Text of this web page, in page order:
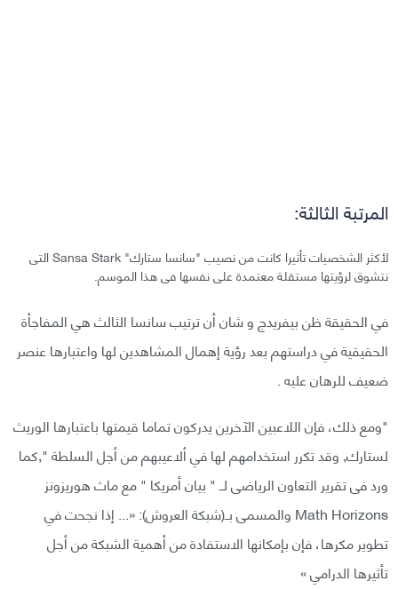
المرتبة الثالثة:
لأكثر الشخصيات تأثيرا كانت من نصيب "سانسا ستارك" Sansa Stark التى
نتشوق لرؤيتها مستقلة معتمدة على نفسها فى هذا الموسم.
في الحقيقة ظن بيفريدج و شان أن ترتيب سانسا الثالث هي المفاجأة
الحقيقية في دراستهم بعد رؤية إهمال المشاهدين لها واعتبارها عنصر
ضعيف للرهان عليه .
"ومع ذلك، فإن اللاعبين الآخرين يدركون تماما قيمتها باعتبارها الوريث
لستارك, وقد تكرر استخدامهم لها في ألاعيبهم من أجل السلطة ",كما
ورد فى تقرير التعاون الرياضى لــ " بيان أمريكا " مع ماث هوريزونز
Math Horizons والمسمى بــ(شبكة العروش): «... إذا نجحت في
تطوير مكرها، فإن بإمكانها الاستفادة من أهمية الشبكة من أجل
تأثيرها الدرامي »